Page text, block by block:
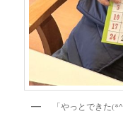
「やっとできた